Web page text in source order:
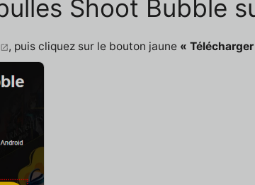
Shoot Bubble
, puis cliquez sur le bouton jaune «